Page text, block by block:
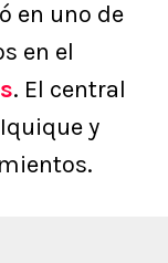
en uno de
en el
. El central
y